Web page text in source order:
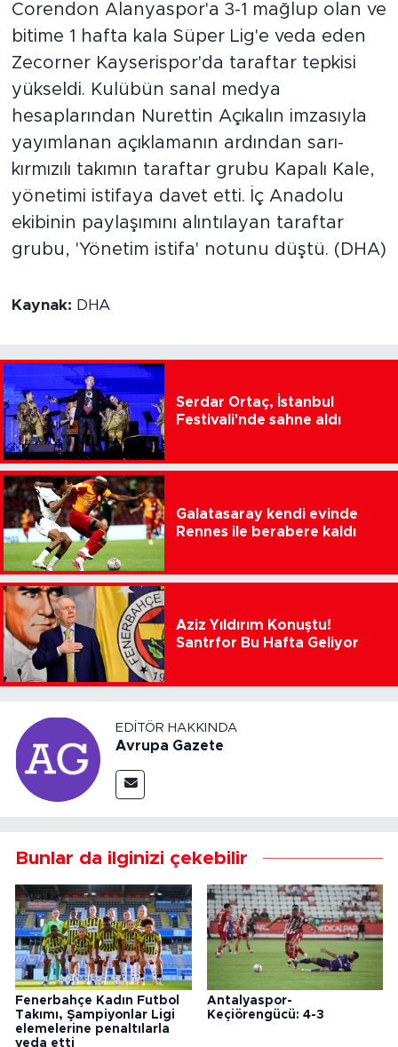
Corendon Alanyaspor'a 3-1 mağlup olan ve
bitime 1 hafta kala Süper Lig'e veda eden
Zecorner Kayserispor'da taraftar tepkisi
yükseldi. Kulübün sanal medya
hesaplarından Nurettin Açıkalın imzasıyla
yayımlanan açıklamanın ardından sarı-
kırmızılı takımın taraftar grubu Kapalı Kale,
yönetimi istifaya davet etti. İç Anadolu
ekibinin paylaşımını alıntılayan taraftar
grubu, 'Yönetim istifa' notunu düştü. (DHA)
Kaynak: DHA
Serdar Ortaç, İstanbul
Festivali'nde sahne aldı
Galatasaray kendi evinde
Rennes ile berabere kaldı
Aziz Yıldırım Konuştu!
Santrfor Bu Hafta Geliyor
EDITÖR HAKKINDA
Avrupa Gazete
Bunlar da ilginizi çekebilir
Fenerbahçe Kadın Futbol
Takımı, Şampiyonlar Ligi
elemelerine penaltılarla
veda etti
Antalyaspor-
Keçiörengücü: 4-3